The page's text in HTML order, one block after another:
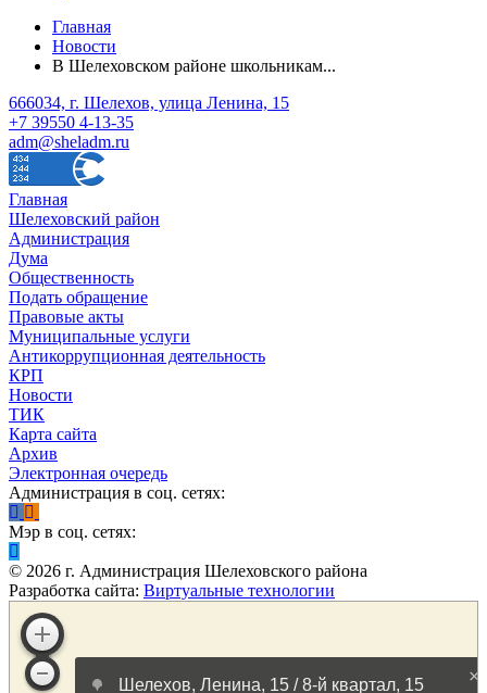
Главная
Новости
В Шелеховском районе школьникам...
666034, г. Шелехов, улица Ленина, 15
+7 39550 4-13-35
adm@sheladm.ru
Главная
Шелеховский район
Администрация
Дума
Общественность
Подать обращение
Правовые акты
Муниципальные услуги
Антикоррупционная деятельность
КРП
Новости
ТИК
Карта сайта
Архив
Электронная очередь
Администрация в соц. сетях:
Мэр в соц. сетях:
© 2026 г. Администрация Шелеховского района
Разработка сайта: Виртуальные технологии